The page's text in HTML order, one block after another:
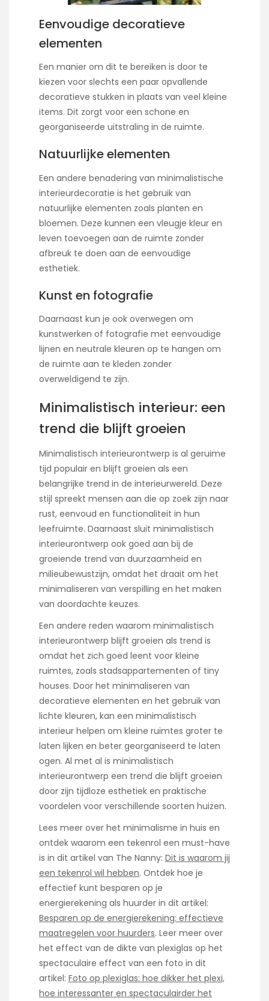
Eenvoudige decoratieve
elementen
Een manier om dit te bereiken is door te
kiezen voor slechts een paar opvallende
decoratieve stukken in plaats van veel kleine
items. Dit zorgt voor een schone en
georganiseerde uitstraling in de ruimte.
Natuurlijke elementen
Een andere benadering van minimalistische
interieurdecoratie is het gebruik van
natuurlijke elementen zoals planten en
bloemen. Deze kunnen een vleugje kleur en
leven toevoegen aan de ruimte zonder
afbreuk te doen aan de eenvoudige
esthetiek.
Kunst en fotografie
Daarnaast kun je ook overwegen om
kunstwerken of fotografie met eenvoudige
lijnen en neutrale kleuren op te hangen om
de ruimte aan te kleden zonder
overweldigend te zijn.
Minimalistisch interieur: een
trend die blijft groeien
Minimalistisch interieurontwerp is al geruime
tijd populair en blijft groeien als een
belangrijke trend in de interieurwereld. Deze
stijl spreekt mensen aan die op zoek zijn naar
rust, eenvoud en functionaliteit in hun
leefruimte. Daarnaast sluit minimalistisch
interieurontwerp ook goed aan bij de
groeiende trend van duurzaamheid en
milieubewustzijn, omdat het draait om het
minimaliseren van verspilling en het maken
van doordachte keuzes.
Een andere reden waarom minimalistisch
interieurontwerp blijft groeien als trend is
omdat het zich goed leent voor kleine
ruimtes, zoals stadsappartementen of tiny
houses. Door het minimaliseren van
decoratieve elementen en het gebruik van
lichte kleuren, kan een minimalistisch
interieur helpen om kleine ruimtes groter te
laten lijken en beter georganiseerd te laten
ogen. Al met al is minimalistisch
interieurontwerp een trend die blijft groeien
door zijn tijdloze esthetiek en praktische
voordelen voor verschillende soorten huizen.
Lees meer over het minimalisme in huis en
ontdek waarom een tekenrol een must-have
is in dit artikel van The Nanny: Dit is waarom jij
een tekenrol wil hebben. Ontdek hoe je
effectief kunt besparen op je
energierekening als huurder in dit artikel:
Besparen op de energierekening: effectieve
maatregelen voor huurders. Leer meer over
het effect van de dikte van plexiglas op het
spectaculaire effect van een foto in dit
artikel: Foto op plexiglas: hoe dikker het plexi,
hoe interessanter en spectaculairder het